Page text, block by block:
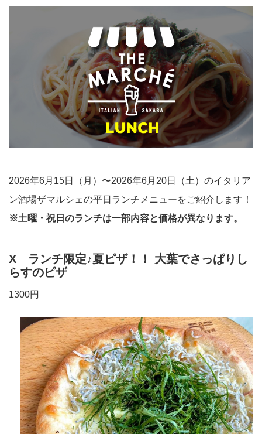
2026年6月15日（月）〜2026年6月20日（土）のイタリア
ン酒場ザマルシェの平日ランチメニューをご紹介します！
※土曜・祝日のランチは一部内容と価格が異なります。
X ランチ限定♪夏ピザ！！ 大葉でさっぱりし
らすのピザ
1300円